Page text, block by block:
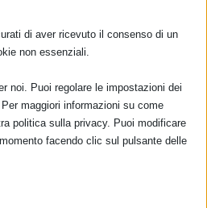
di aver ricevuto il consenso di un
non essenziali.
noi. Puoi regolare le impostazioni dei
maggiori informazioni su come
politica sulla privacy. Puoi modificare
facendo clic sul pulsante delle